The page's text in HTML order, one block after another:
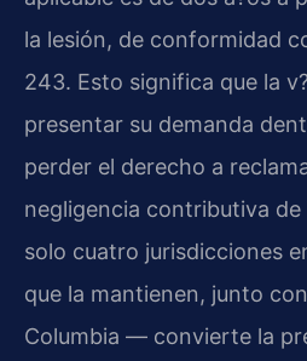
la lesión, de conformidad
243. Esto significa que la
presentar su demanda
perder el derecho a
negligencia contributiva
solo cuatro jurisdicciones
que la mantienen, junto
Columbia — convierte la